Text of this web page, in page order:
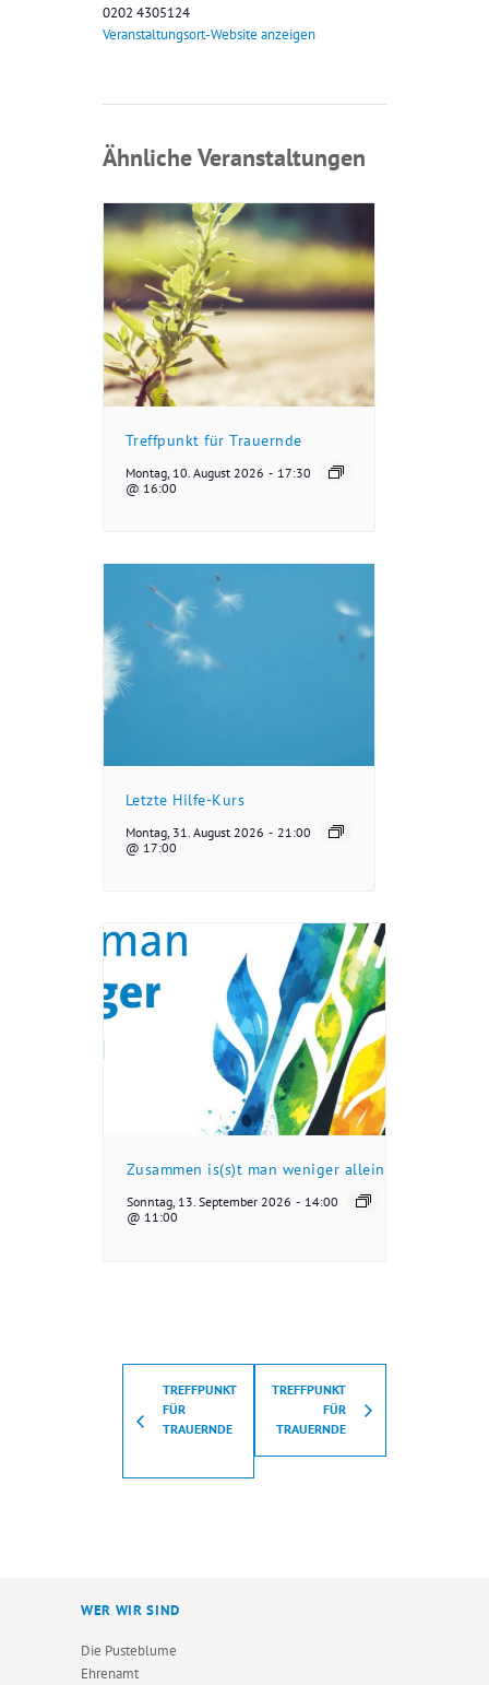
0202 4305124
Veranstaltungsort-Website anzeigen
Ähnliche Veranstaltungen
Treffpunkt für Trauernde
Montag, 10. August 2026
@ 16:00
- 17:30
Letzte Hilfe-Kurs
Montag, 31. August 2026
@ 17:00
- 21:00
Zusammen is(s)t man weniger allein
Sonntag, 13. September 2026
@ 11:00
- 14:00
TREFFPUNKT
FÜR
TRAUERNDE
TREFFPUNKT
FÜR
TRAUERNDE
WER WIR SIND
Die Pusteblume
Ehrenamt